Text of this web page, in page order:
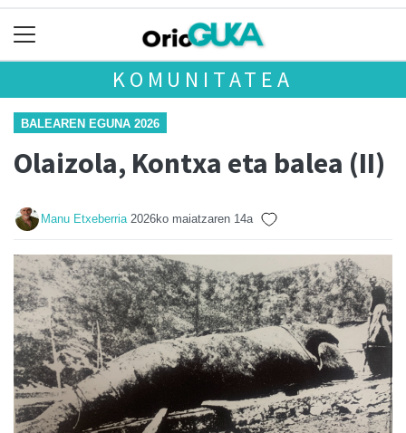
KOMUNITATEA
BALEAREN EGUNA 2026
Olaizola, Kontxa eta balea (II)
Manu Etxeberria 2026ko maiatzaren 14a